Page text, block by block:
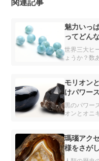
関連記事
魅力いっ
ってどん
世界三大ヒ
ょうか？数
モリオン
けパワー
黒のパワー
オンとオニ
レットには
瑪瑙アク
様をさが